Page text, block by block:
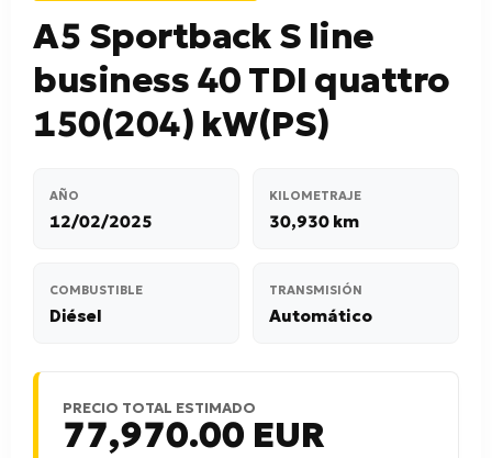
A5 Sportback S line
business 40 TDI quattro
150(204) kW(PS)
AÑO
12/02/2025
KILOMETRAJE
30,930 km
COMBUSTIBLE
Diésel
TRANSMISIÓN
Automático
PRECIO TOTAL ESTIMADO
77,970.00 EUR